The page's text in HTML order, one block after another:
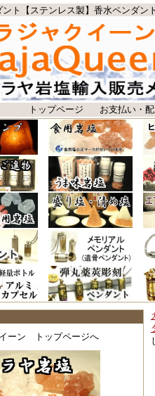
ント【ステンレス製】香水ペンダン
トップページ お支払い・
ーン トップページへ